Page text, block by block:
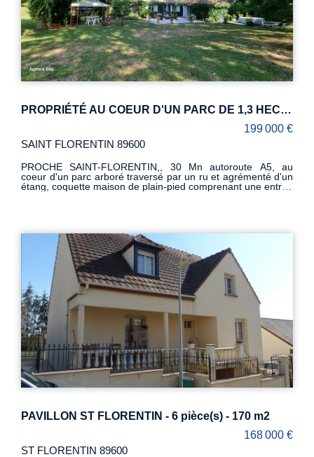
PROPRIÉTÉ AU COEUR D'UN PARC DE 1,3 HECTARE AVEC ÉTANG et RU
199 000 €
SAINT FLORENTIN 89600
PROCHE SAINT-FLORENTIN,, 30 Mn autoroute A5, au
coeur d'un parc arboré traversé par un ru et agrémenté d'un
étang, coquette maison de plain-pied comprenant une entrée
équipée d'un poêle à bois et d'une cuisine d'été, offre un bel
espace de convivialité. Un garage complète l'ensemble. Le
tout est situé dans un environnement calme et verdoyant, sur
un terrain arboré de 1,3 hectare, avec un étang et traversé
par un ru.
PAVILLON ST FLORENTIN - 6 pièce(s) - 170 m2
168 000 €
ST FLORENTIN 89600